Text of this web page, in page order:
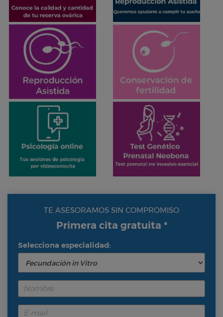
TE ASESORAMOS SIN COMPROMISO
Primera cita gratuita *
Selecciona especialidad: